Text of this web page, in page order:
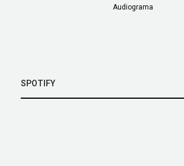
Audiograma
SPOTIFY